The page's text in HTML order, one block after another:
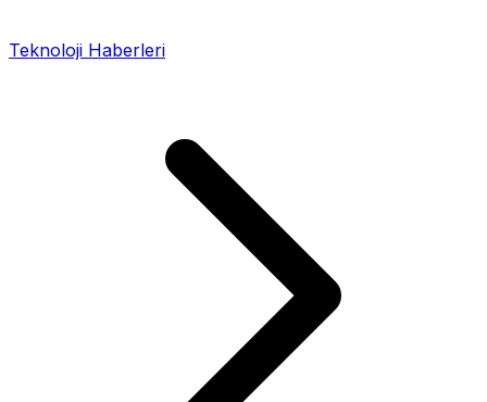
Teknoloji Haberleri